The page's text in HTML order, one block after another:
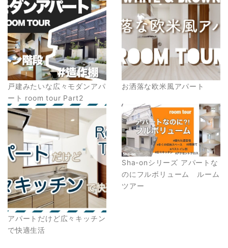
戸建みたいな広々モダンアパ
ート room tour Part2
お洒落な欧米風アパート
アパートだけど広々キッチン
で快適生活
Sha-onシリーズ アパートな
のにフルボリューム ルーム
ツアー